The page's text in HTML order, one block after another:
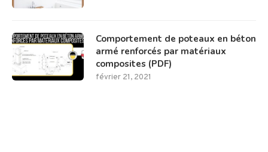
Comportement de poteaux en béton
armé renforcés par matériaux
composites (PDF)
février 21, 2021